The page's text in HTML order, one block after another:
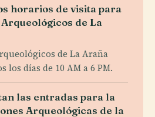
horarios de visita para
de La
de La Araña
los días de 10 AM a 6 PM.
las entradas para la
Arqueológicas de la